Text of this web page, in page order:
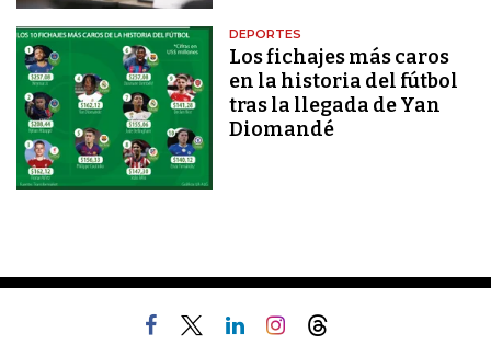
DEPORTES
Los fichajes más caros
en la historia del fútbol
tras la llegada de Yan
Diomandé